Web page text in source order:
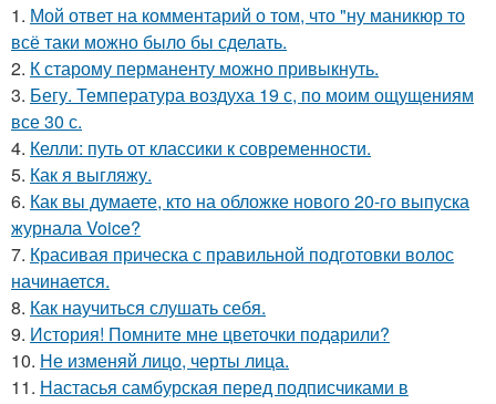
1. Мой ответ на комментарий о том, что "ну маникюр то
всё таки можно было бы сделать.
2. К старому перманенту можно привыкнуть.
3. Бегу. Температура воздуха 19 с, по моим ощущениям
все 30 с.
4. Келли: путь от классики к современности.
5. Как я выгляжу.
6. Как вы думаете, кто на обложке нового 20-го выпуска
журнала Voice?
7. Красивая прическа с правильной подготовки волос
начинается.
8. Как научиться слушать себя.
9. История! Помните мне цветочки подарили?
10. Не изменяй лицо, черты лица.
11. Настасья самбурская перед подписчиками в